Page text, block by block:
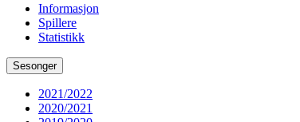
Informasjon
Spillere
Statistikk
Sesonger
2021/2022
2020/2021